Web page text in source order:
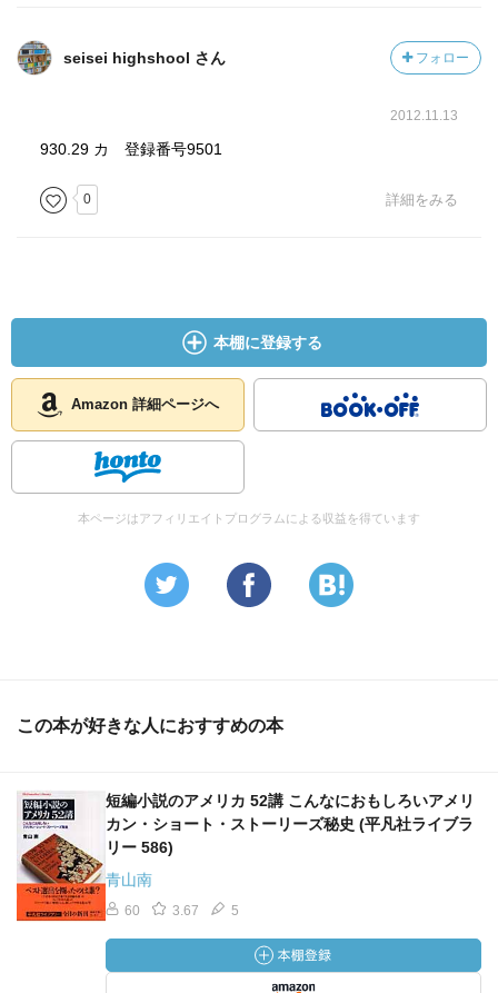
seisei highshool さん フォロー
2012.11.13
930.29 カ 登録番号9501
0 詳細をみる
本棚に登録する
Amazon 詳細ページへ
本ページはアフィリエイトプログラムによる収益を得ています
この本が好きな人におすすめの本
短編小説のアメリカ 52講 こんなにおもしろいアメリ
カン・ショート・ストーリーズ秘史 (平凡社ライブラ
リー 586)
青山南
60 3.67 5